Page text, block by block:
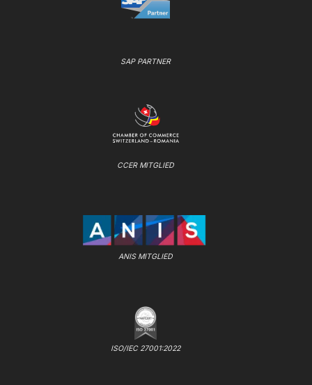
SAP PARTNER
CCER MITGLIED
ANIS MITGLIED
ISO/IEC 27001:2022